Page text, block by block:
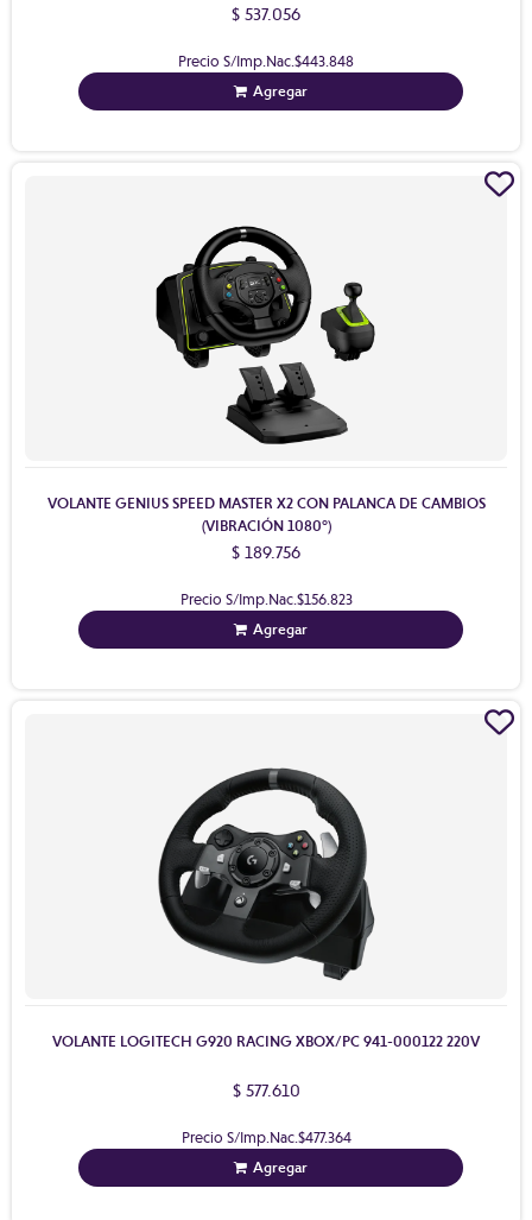
$ 537.056
Precio S/Imp.Nac.$443.848
Agregar
VOLANTE GENIUS SPEED MASTER X2 CON PALANCA DE CAMBIOS
(VIBRACIÓN 1080°)
$ 189.756
Precio S/Imp.Nac.$156.823
Agregar
VOLANTE LOGITECH G920 RACING XBOX/PC 941-000122 220V
$ 577.610
Precio S/Imp.Nac.$477.364
Agregar